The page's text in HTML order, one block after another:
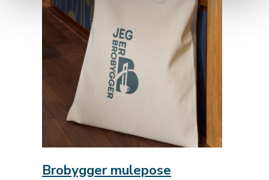
Brobygger mulepose